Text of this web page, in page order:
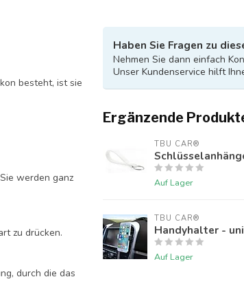
besteht, ist sie
werden ganz
zu drücken.
durch die das
Haben Sie Fragen zu
Nehmen Sie dann einfach
Unser Kundenservice hilft
Ergänzende
TBU CAR®
Auf Lager
TBU CAR®
Handyhalter -
Auf Lager